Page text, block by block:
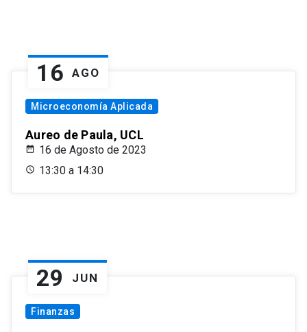
16 AGO
Microeconomía Aplicada
Aureo de Paula, UCL
16 de Agosto de 2023
13:30 a 14:30
29 JUN
Finanzas